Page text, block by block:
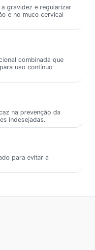
gravidez e regularizar
e no muco cervical
combinada que
uso contínuo
na prevenção da
indesejadas.
para evitar a